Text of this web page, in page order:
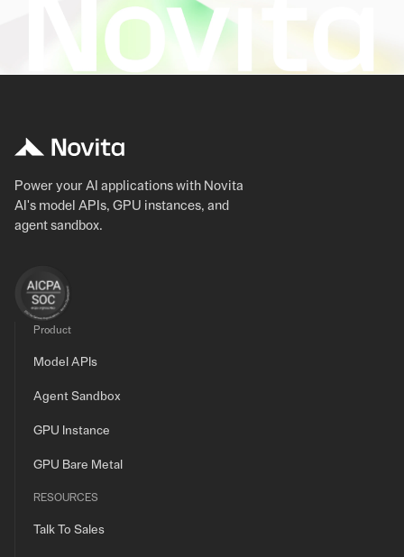
Power your AI applications with Novita
AI's model APIs, GPU instances, and
agent sandbox.
Product
Model APIs
Agent Sandbox
GPU Instance
GPU Bare Metal
RESOURCES
Talk To Sales